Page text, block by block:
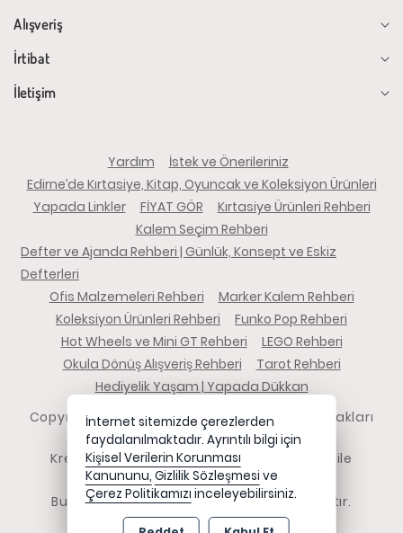
Alışveriş
İrtibat
İletişim
Yardım
İstek ve Önerileriniz
Edirne’de Kırtasiye, Kitap, Oyuncak ve Koleksiyon Ürünleri
Yapada Linkler
FİYAT GÖR
Kırtasiye Ürünleri Rehberi
Kalem Seçim Rehberi
Defter ve Ajanda Rehberi | Günlük, Konsept ve Eskiz
Defterleri
Ofis Malzemeleri Rehberi
Marker Kalem Rehberi
Koleksiyon Ürünleri Rehberi
Funko Pop Rehberi
Hot Wheels ve Mini GT Rehberi
LEGO Rehberi
Okula Dönüş Alışveriş Rehberi
Tarot Rehberi
Hediyelik Yaşam | Yapada Dükkan
Copyright 2026 yapadadukkan.com - Tüm hakları
saklıdır.
Kredi kartı bilgileriniz 256bit SSL sertifikası ile
korunmaktadır.
Bu site AKINSOFT E-Ticaret ile hazırlanmıştır.
İnternet sitemizde çerezlerden
faydalanılmaktadır. Ayrıntılı bilgi için
Kişisel Verilerin Korunması
Kanununu, Gizlilik Sözleşmesi ve
Çerez Politikamızı inceleyebilirsiniz.